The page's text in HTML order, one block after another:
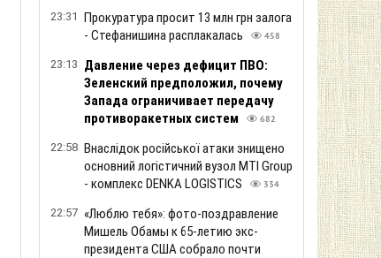
23:31 Прокуратура просит 13 млн грн залога
- Стефанишина расплакалась
458
23:13 Давление через дефицит ПВО:
Зеленский предположил, почему
Запада ограничивает передачу
противоракетных систем
682
22:58 Внаслідок російської атаки знищено
основний логістичний вузол MTI Group
- комплекс DENKA LOGISTICS
334
22:57 «Люблю тебя»: фото-поздравление
Мишель Обамы к 65-летию экс-
президента США собрало почти